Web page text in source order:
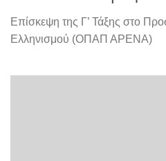
Επίσκεψη της Γ’ Τάξης στο
Ελληνισμού (ΟΠΑΠ ΑΡΕΝΑ)